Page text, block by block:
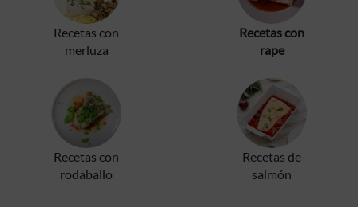
Recetas con
merluza
Recetas con
rape
Recetas con
rodaballo
Recetas de
salmón